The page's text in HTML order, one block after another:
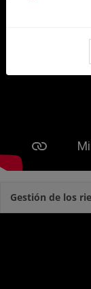
Gestión de los